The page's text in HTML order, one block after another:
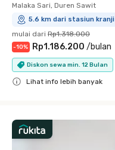
Malaka Sari, Duren Sawit
5.6 km dari stasiun kranji
mulai dari Rp1.318.000
-10% Rp1.186.200 /bulan
Diskon sewa min. 12 Bulan
Lihat info lebih banyak